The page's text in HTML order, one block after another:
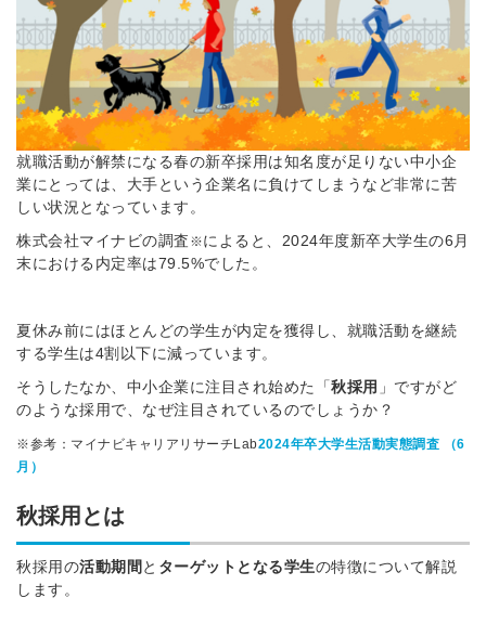
就職活動が解禁になる春の新卒採用は知名度が足りない中小企
業にとっては、大手という企業名に負けてしまうなど非常に苦
しい状況となっています。
株式会社マイナビの調査 ※によると、2024年度新卒大学生の6月
末における内定率は79.5%でした。
夏休み前にはほとんどの学生が内定を獲得し、就職活動を継続
する学生は4割以下に減っています。
そうしたなか、中小企業に注目され始めた「秋採用 」ですがど
のような採用で、なぜ注目されているのでしょうか？
※参考：マイナビキャリアリサーチLab2024年卒大学生活動実態調査 （6
月）
秋採用とは
秋採用の活動期間 と ターゲットとなる学生の特徴について解説
します。